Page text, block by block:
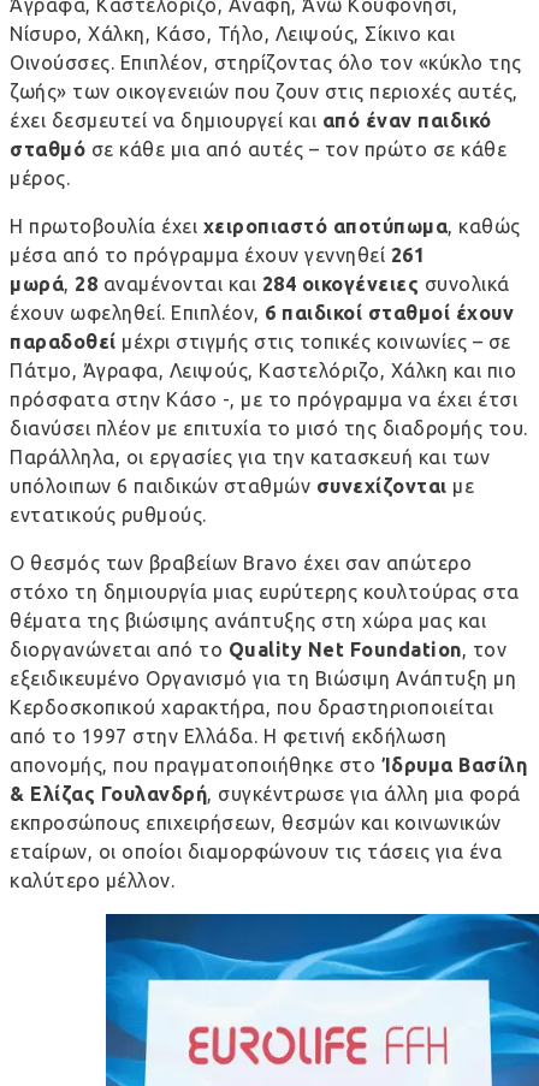
Άγραφα, Καστελόριζο, Ανάφη, Άνω Κουφονήσι,
Νίσυρο, Χάλκη, Κάσο, Τήλο, Λειψούς, Σίκινο και
Οινούσσες. Επιπλέον, στηρίζοντας όλο τον «κύκλο της
ζωής» των οικογενειών που ζουν στις περιοχές αυτές,
έχει δεσμευτεί να δημιουργεί και από έναν παιδικό
σταθμό σε κάθε μια από αυτές – τον πρώτο σε κάθε
μέρος.
Η πρωτοβουλία έχει χειροπιαστό αποτύπωμα, καθώς
μέσα από το πρόγραμμα έχουν γεννηθεί 261
μωρά, 28 αναμένονται και 284 οικογένειες συνολικά
έχουν ωφεληθεί. Επιπλέον, 6 παιδικοί σταθμοί έχουν
παραδοθεί μέχρι στιγμής στις τοπικές κοινωνίες – σε
Πάτμο, Άγραφα, Λειψούς, Καστελόριζο, Χάλκη και πιο
πρόσφατα στην Κάσο -, με το πρόγραμμα να έχει έτσι
διανύσει πλέον με επιτυχία το μισό της διαδρομής του.
Παράλληλα, οι εργασίες για την κατασκευή και των
υπόλοιπων 6 παιδικών σταθμών συνεχίζονται με
εντατικούς ρυθμούς.
Ο θεσμός των βραβείων Bravo έχει σαν απώτερο
στόχο τη δημιουργία μιας ευρύτερης κουλτούρας στα
θέματα της βιώσιμης ανάπτυξης στη χώρα μας και
διοργανώνεται από το Quality Net Foundation, τον
εξειδικευμένο Οργανισμό για τη Βιώσιμη Ανάπτυξη μη
Κερδοσκοπικού χαρακτήρα, που δραστηριοποιείται
από το 1997 στην Ελλάδα. Η φετινή εκδήλωση
απονομής, που πραγματοποιήθηκε στο Ίδρυμα Βασίλη
& Ελίζας Γουλανδρή, συγκέντρωσε για άλλη μια φορά
εκπροσώπους επιχειρήσεων, θεσμών και κοινωνικών
εταίρων, οι οποίοι διαμορφώνουν τις τάσεις για ένα
καλύτερο μέλλον.